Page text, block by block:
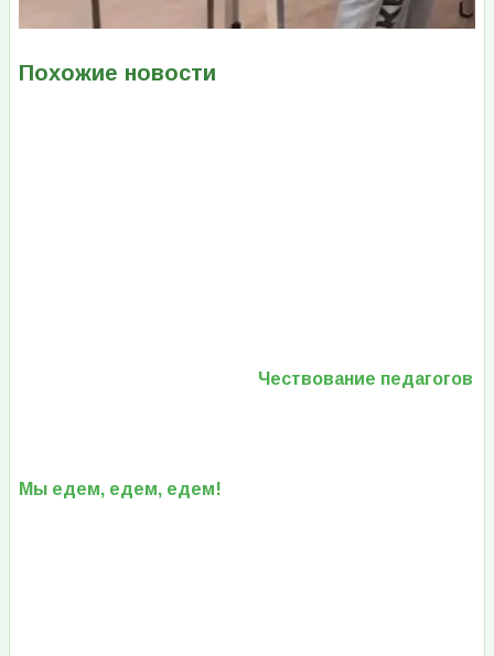
Похожие новости
Мы едем, едем, едем!
Чествование педагогов